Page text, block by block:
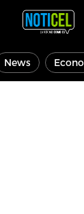
News